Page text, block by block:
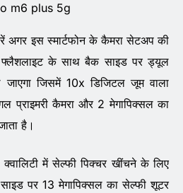
m6 plus 5g
अगर इस स्मार्टफोन के कैमरा सेटअप की
फ्लैशलाइट के साथ बैक साइड पर ड्यूल
जिसमें 10x डिजिटल जूम वाला
प्राइमरी कैमरा और 2 मेगापिक्सल का
है।
में सेल्फी पिक्चर खींचने के लिए
पर 13 मेगापिक्सल का सेल्फी शूटर